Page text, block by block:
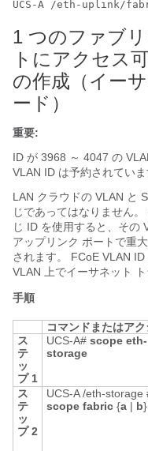
1 つのファブ
トにアクセス
の作成（イー
ード）
重要:
ID が 3968 ～ 4047 の
VLAN ID は予約されていま
LAN クラウドの VLAN と
じであってはなりません
じ ID を使用すると、その
アップリンク ポートで重
されます。 FCoE VLAN
VLAN 上でイーサネット
手順
コマンドまたはア
ス
テ
ッ
プ 1
UCS-A# scope eth-
storage
ス
テ
ッ
プ 2
UCS-A /eth-storage
scope fabric {a | b}